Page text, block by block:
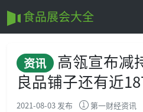
食品展会大全
资讯 高瓴宣布减
良品铺子还有近
2021-08-03 发布 第一财经资讯